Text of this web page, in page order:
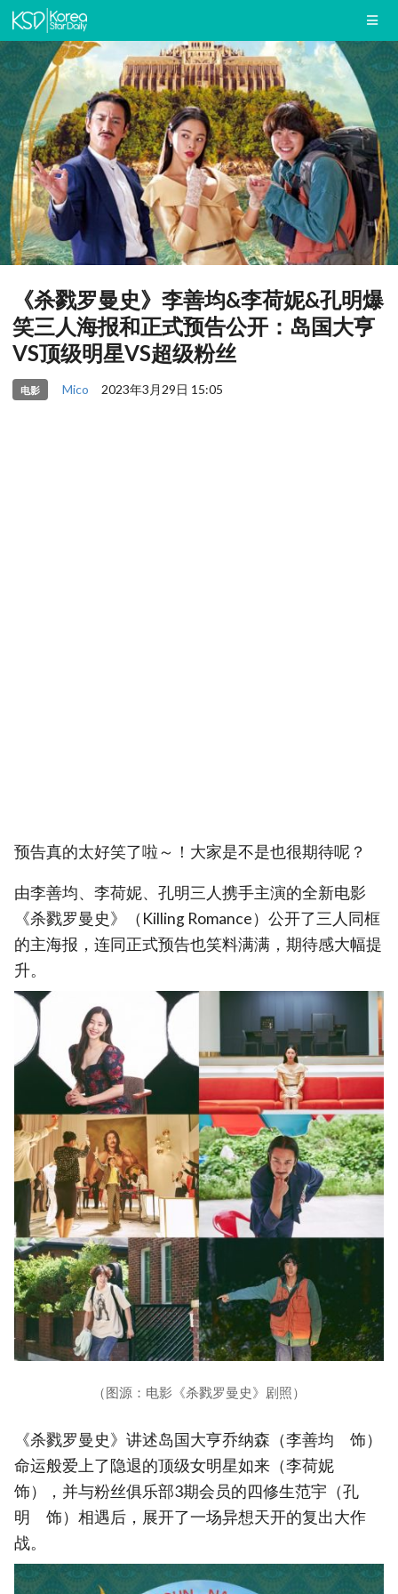
《杀戮罗曼史》李善均&李荷妮&孔明爆
笑三人海报和正式预告公开：岛国大亨
VS顶级明星VS超级粉丝
电影 Mico 2023年3月29日 15:05
预告真的太好笑了啦～！大家是不是也很期待呢？
由李善均、李荷妮、孔明三人携手主演的全新电影
《杀戮罗曼史》（Killing Romance）公开了三人同框
的主海报，连同正式预告也笑料满满，期待感大幅提
升。
（图源：电影《杀戮罗曼史》剧照）
《杀戮罗曼史》讲述岛国大亨乔纳森（李善均 饰）
命运般爱上了隐退的顶级女明星如来（李荷妮
饰），并与粉丝俱乐部3期会员的四修生范宇（孔
明 饰）相遇后，展开了一场异想天开的复出大作
战。